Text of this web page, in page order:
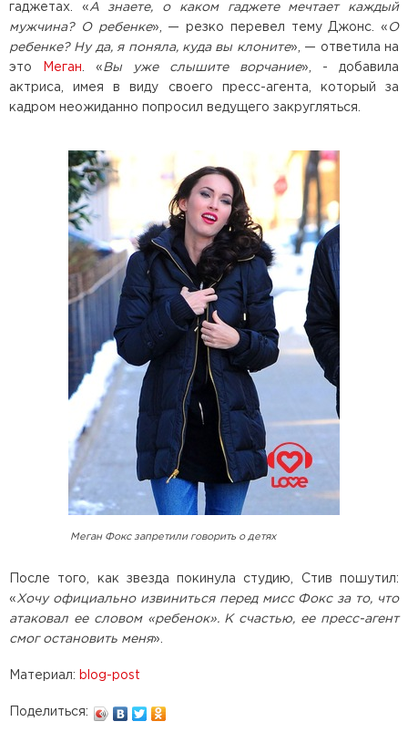
гаджетах. «А знаете, о каком гаджете мечтает каждый
мужчина? О ребенке», — резко перевел тему Джонс. « О
ребенке? Ну да, я поняла, куда вы клоните», — ответила на
это
Меган . «Вы уже слышите ворчание», - добавила
актриса, имея в виду своего пресс-агента, который за
кадром неожиданно попросил ведущего закругляться.
Меган Фокс запретили говорить о детях
После того, как звезда покинула студию, Стив пошутил:
« Хочу официально извиниться перед мисс Фокс за то, что
атаковал ее словом «ребенок». К счастью, ее пресс-агент
смог остановить меня».
Материал: blog-post
Поделиться: